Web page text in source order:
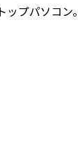
プパソコン。